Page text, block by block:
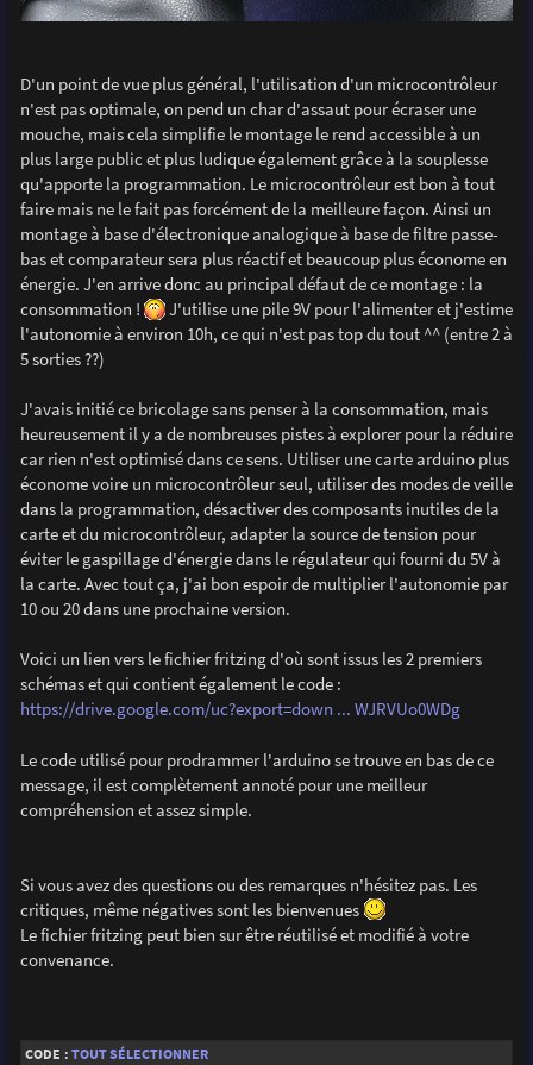
D'un point de vue plus général, l'utilisation d'un microcontrôleur
n'est pas optimale, on pend un char d'assaut pour écraser une
mouche, mais cela simplifie le montage le rend accessible à un
plus large public et plus ludique également grâce à la souplesse
qu'apporte la programmation. Le microcontrôleur est bon à tout
faire mais ne le fait pas forcément de la meilleure façon. Ainsi un
montage à base d'électronique analogique à base de filtre passe-
bas et comparateur sera plus réactif et beaucoup plus économe en
énergie. J'en arrive donc au principal défaut de ce montage : la
consommation !
J'utilise une pile 9V pour l'alimenter et j'estime
l'autonomie à environ 10h, ce qui n'est pas top du tout ^^ (entre 2 à
5 sorties ??)
J'avais initié ce bricolage sans penser à la consommation, mais
heureusement il y a de nombreuses pistes à explorer pour la réduire
car rien n'est optimisé dans ce sens. Utiliser une carte arduino plus
économe voire un microcontrôleur seul, utiliser des modes de veille
dans la programmation, désactiver des composants inutiles de la
carte et du microcontrôleur, adapter la source de tension pour
éviter le gaspillage d'énergie dans le régulateur qui fourni du 5V à
la carte. Avec tout ça, j'ai bon espoir de multiplier l'autonomie par
10 ou 20 dans une prochaine version.
Voici un lien vers le fichier fritzing d'où sont issus les 2 premiers
schémas et qui contient également le code :
https://drive.google.com/uc?export=down ... WJRVUo0WDg
Le code utilisé pour prodrammer l'arduino se trouve en bas de ce
message, il est complètement annoté pour une meilleur
compréhension et assez simple.
Si vous avez des questions ou des remarques n'hésitez pas. Les
critiques, même négatives sont les bienvenues
Le fichier fritzing peut bien sur être réutilisé et modifié à votre
convenance.
CODE : TOUT SÉLECTIONNER